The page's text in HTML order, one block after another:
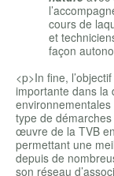
cours de
et
façon
<p>In fine,
importante dans la
type de
œuvre de la TVB
permettant une
depuis de
son réseau